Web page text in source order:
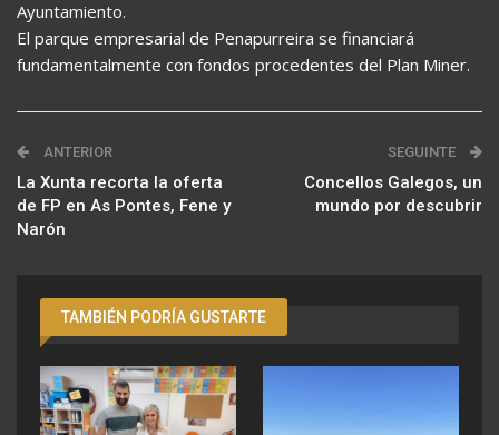
Ayuntamiento.
El parque empresarial de Penapurreira se financiará
fundamentalmente con fondos procedentes del Plan Miner.
ANTERIOR
La Xunta recorta la oferta
de FP en As Pontes, Fene y
Narón
SEGUINTE
Concellos Galegos, un
mundo por descubrir
TAMBIÉN PODRÍA GUSTARTE